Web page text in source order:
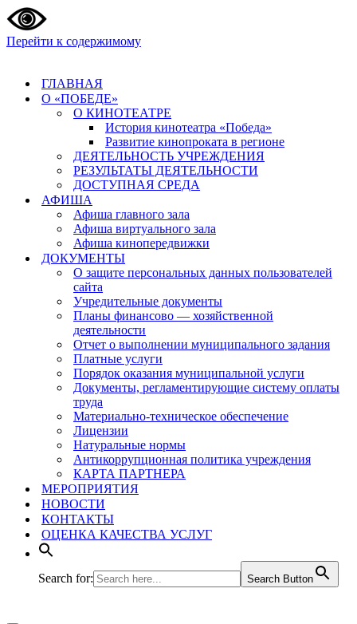
Перейти к содержимому
ГЛАВНАЯ
О «ПОБЕДЕ»
О КИНОТЕАТРЕ
История кинотеатра «Победа»
Развитие кинопроката в регионе
ДЕЯТЕЛЬНОСТЬ УЧРЕЖДЕНИЯ
РЕЗУЛЬТАТЫ ДЕЯТЕЛЬНОСТИ
ДОСТУПНАЯ СРЕДА
АФИША
Афиша главного зала
Афиша виртуального зала
Афиша кинопередвижки
ДОКУМЕНТЫ
О защите персональных данных пользователей
сайта
Учредительные документы
Планы финансово — хозяйственной
деятельности
Отчет о выполнении муниципального задания
Платные услуги
Порядок оказания муниципальной услуги
Документы, регламентирующие систему оплаты
труда
Материально-техническое обеспечение
Лицензии
Натуральные нормы
Антикоррупционная политика учреждения
КАРТА ПАРТНЕРА
МЕРОПРИЯТИЯ
НОВОСТИ
КОНТАКТЫ
ОЦЕНКА КАЧЕСТВА УСЛУГ
Search for: Search Button